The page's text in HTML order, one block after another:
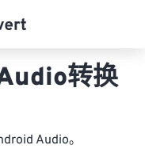
转换
Audio。